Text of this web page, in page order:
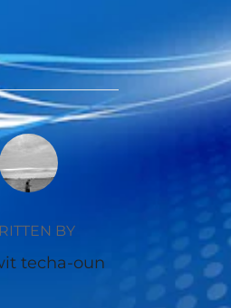
AUTHOR
BY
techa-oun